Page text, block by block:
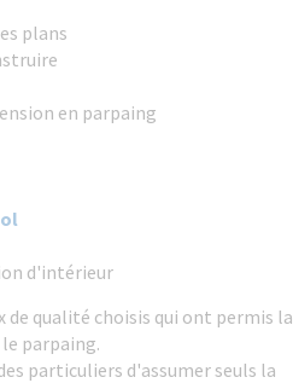
plans
en parpaing
d'intérieur
de qualité choisis qui ont permis la
parpaing.
particuliers d'assumer seuls la